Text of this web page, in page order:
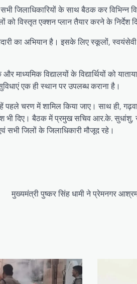
जिलाधिकारियों के साथ बैठक कर विभिन्न
विस्तृत एक्शन प्लान तैयार करने के निर्देश
का अभियान है। इसके लिए स्कूलों,
विद्यालयों के विद्यार्थियों को
एक ही स्थान पर उपलब्ध कराना है।
पहले चरण में शामिल किया जाए। साथ ही,
भी दिए। बैठक में प्रमुख सचिव आर.के.
सभी जिलों के जिलाधिकारी मौजूद रहे।
मुख्यमंत्री पुष्कर सिंह धामी ने प्रेमनगर